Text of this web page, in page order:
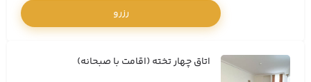
رزرو
اتاق چهار تخته (اقامت با صبحانه)